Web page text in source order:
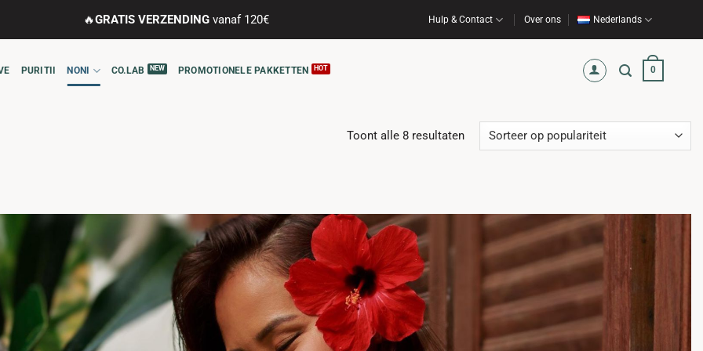
🔥GRATIS VERZENDINGvanaf 120€ Hulp & Contact Over ons Nederlands
PURITII NONI CO.LAB PROMOTIONELE PAKKETTEN 0
Toont alle 8 resultatenGesorteerd